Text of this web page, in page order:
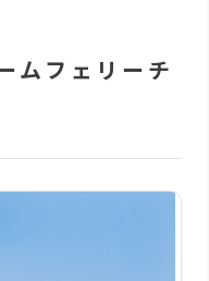
ムフェリーチ